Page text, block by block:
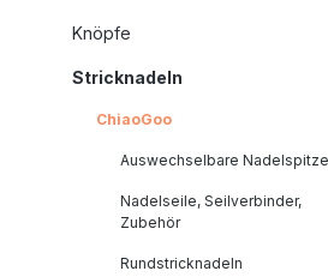
Knöpfe
Stricknadeln
ChiaoGoo
Auswechselbare
Nadelseile, Seilverbinder,
Zubehör
Rundstricknadeln